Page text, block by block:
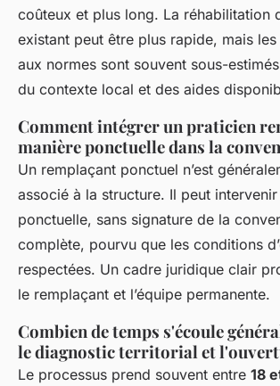
coûteux et plus long. La réhabilitation
existant peut être plus rapide, mais
aux normes sont souvent sous-
du contexte local et des aides
Comment intégrer un praticien
manière ponctuelle dans la
Un remplaçant ponctuel n’est
associé à la structure. Il peut
ponctuelle, sans signature de la
complète, pourvu que les conditions
respectées. Un cadre juridique clair
le remplaçant et l’équipe permanente.
Combien de temps s'écoule
le diagnostic territorial et
Le processus prend souvent entre 18